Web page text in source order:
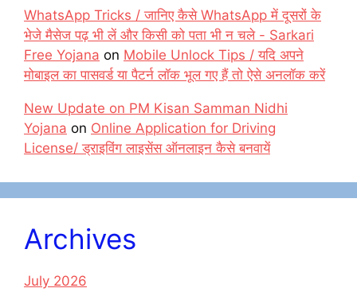
WhatsApp Tricks / जानिए कैसे WhatsApp में दूसरों के
भेजे मैसेज पढ़ भी लें और किसी को पता भी न चले - Sarkari
Free Yojana on Mobile Unlock Tips / यदि अपने
मोबाइल का पासवर्ड या पैटर्न लॉक भूल गए हैं तो ऐसे अनलॉक करें
New Update on PM Kisan Samman Nidhi
Yojana on Online Application for Driving
License/ ड्राइविंग लाइसेंस ऑनलाइन कैसे बनवायें
Archives
July 2026